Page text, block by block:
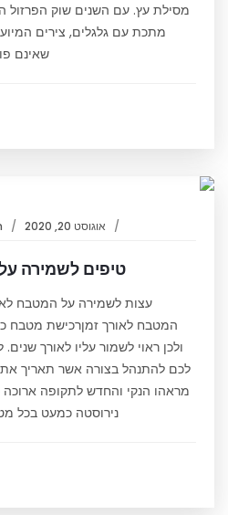
מסילת עץ. עם השנים שוק הפרזול
מתכת עם גלגלים, צירים
שאינם
אוגוסט 20, 2020
טיפים לשמירה
עצות לשמירה על המטבח
המטבח לאורך זמןרכישת מטבח
ולכן ראוי לשמור עליו לאורך
לכם להתנהל בצורה אשר תאריך
מראהו הנקי והחדש לתקופה
נירוסטה כמעט בכל